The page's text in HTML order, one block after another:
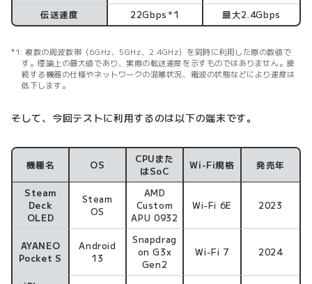
伝送速度
22Gbps ＊ 1 最大2.4Gbps
複数の周波数帯（6GHz、5GHz、2.4GHz）を同時に利用した際の数値で
す。理論上の最大値であり、実際の転送速度を示すものではありません。接
続する機器の仕様やネットワークの混雑状況、電波の状態などにより速度は
低下します。
そして、今回テストに利用するのは以下の端末です。
機種名 OS
CPUまた
はSoC
Wi-Fi規格 発売年
Steam
Deck
OLED
Steam
OS
AMD
Custom
APU 0932
Wi-Fi 6E 2023
AYANEO
Pocket S
Android
13
Snapdrag
on G3x
Gen2
Wi-Fi 7 2024